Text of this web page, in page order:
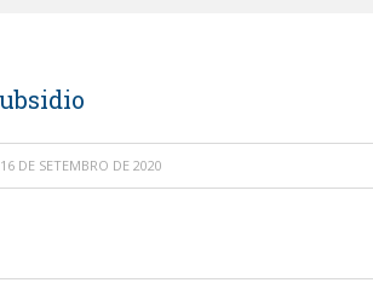
16 DE SETEMBRO DE 2020